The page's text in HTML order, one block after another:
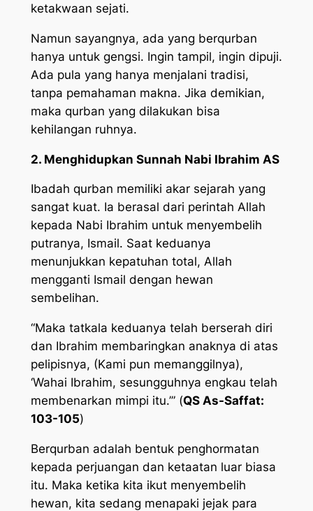
ketakwaan sejati.
Namun sayangnya, ada yang berqurban
hanya untuk gengsi. Ingin tampil, ingin dipuji.
Ada pula yang hanya menjalani tradisi,
tanpa pemahaman makna. Jika demikian,
maka qurban yang dilakukan bisa
kehilangan ruhnya.
2. Menghidupkan Sunnah Nabi Ibrahim AS
Ibadah qurban memiliki akar sejarah yang
sangat kuat. Ia berasal dari perintah Allah
kepada Nabi Ibrahim untuk menyembelih
putranya, Ismail. Saat keduanya
menunjukkan kepatuhan total, Allah
mengganti Ismail dengan hewan
sembelihan.
“Maka tatkala keduanya telah berserah diri
dan Ibrahim membaringkan anaknya di atas
pelipisnya, (Kami pun memanggilnya),
‘Wahai Ibrahim, sesungguhnya engkau telah
membenarkan mimpi itu.’” (QS As-Saffat:
103-105)
Berqurban adalah bentuk penghormatan
kepada perjuangan dan ketaatan luar biasa
itu. Maka ketika kita ikut menyembelih
hewan, kita sedang menapaki jejak para